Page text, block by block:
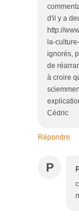
d'il y a
http://
la-
ignorés,
de
à croire
Cédric
Répondre
P